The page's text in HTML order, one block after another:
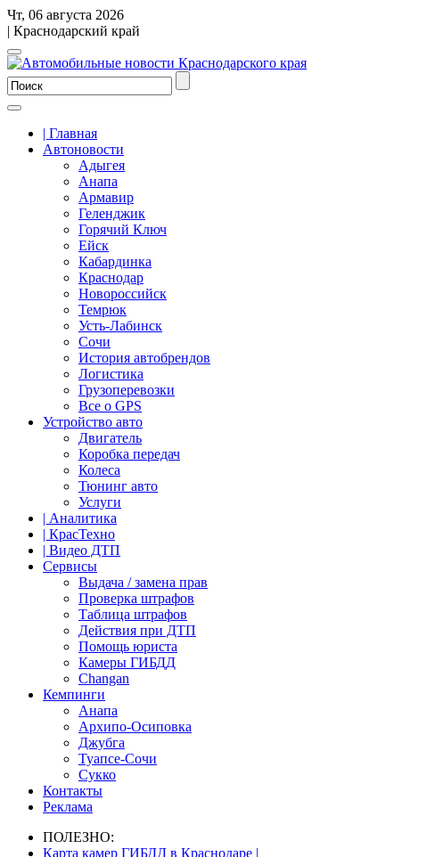
Чт, 06 августа 2026
| Краснодарский край
| Главная
Автоновости
Адыгея
Анапа
Армавир
Геленджик
Горячий Ключ
Ейск
Кабардинка
Краснодар
Новороссийск
Темрюк
Усть-Лабинск
Сочи
История автобрендов
Логистика
Грузоперевозки
Все о GPS
Устройство авто
Двигатель
Коробка передач
Колеса
Тюнинг авто
Услуги
| Аналитика
| КрасТехно
| Видео ДТП
Сервисы
Выдача / замена прав
Проверка штрафов
Таблица штрафов
Действия при ДТП
Помощь юриста
Камеры ГИБДД
Сhangan
Кемпинги
Анапа
Архипо-Осиповка
Джубга
Туапсе-Сочи
Сукко
Контакты
Реклама
ПОЛЕЗНО:
Карта камер ГИБДД в Краснодаре |